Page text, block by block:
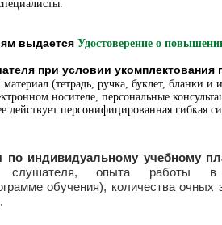
выдается Удостоверение о
при условии укомплектования
(тетрадь, ручка, буклет, бланки
носителе, персональные
действует персонифицированная гибкая
по индивидуальному учебному
слушателя, опыта работы в
обучения), количества очных